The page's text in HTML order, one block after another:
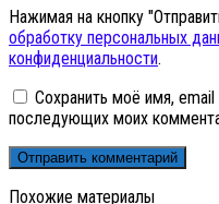
Нажимая на кнопку
обработку персональных
конфиденциальности.
Сохранить моё имя,
последующих моих
Похожие материалы